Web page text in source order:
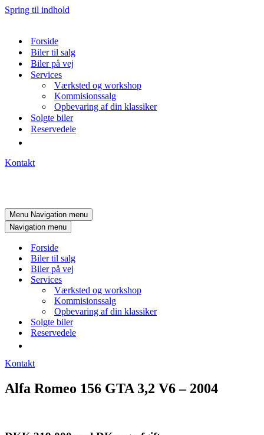
Spring til indhold
Forside
Biler til salg
Biler på vej
Services
Værksted og workshop
Kommisionssalg
Opbevaring af din klassiker
Solgte biler
Reservedele
Kontakt
Menu Navigation menu
Navigation menu
Forside
Biler til salg
Biler på vej
Services
Værksted og workshop
Kommisionssalg
Opbevaring af din klassiker
Solgte biler
Reservedele
Kontakt
Alfa Romeo 156 GTA 3,2 V6 – 2004